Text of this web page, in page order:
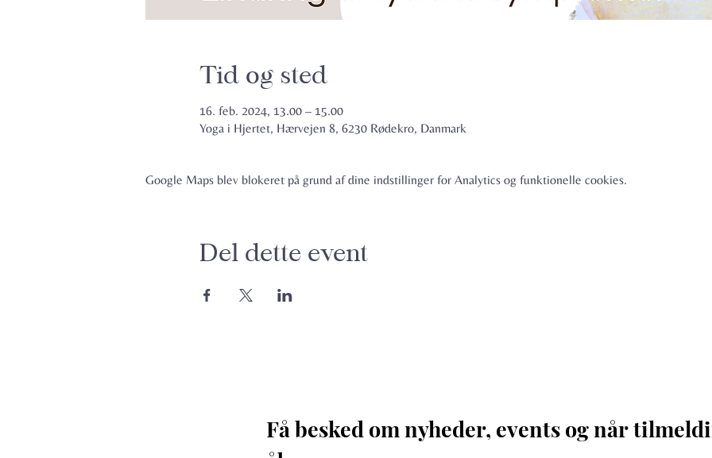
Tid og sted
16. feb. 2024, 13.00 – 15.00
Yoga i Hjertet, Hærvejen 8, 6230 Rødekro, Danmark
Google Maps blev blokeret på grund af dine indstillinger for Analytics og funktionelle cookies.
Del dette event
Få besked om nyheder, events og når